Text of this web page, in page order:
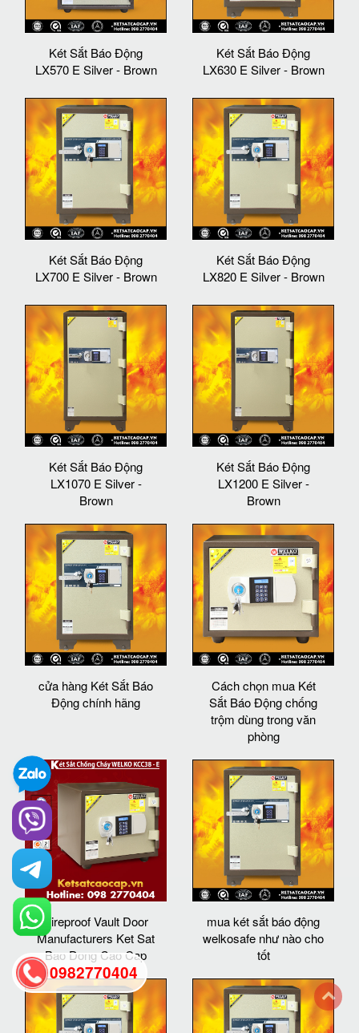
Két Sắt Báo Động
LX570 E Silver - Brown
Két Sắt Báo Động
LX630 E Silver - Brown
Két Sắt Báo Động
LX700 E Silver - Brown
Két Sắt Báo Động
LX820 E Silver - Brown
Két Sắt Báo Động
LX1070 E Silver -
Brown
Két Sắt Báo Động
LX1200 E Silver -
Brown
cửa hàng Két Sắt Báo
Động chính hãng
Cách chọn mua Két
Sắt Báo Động chống
trộm dùng trong văn
phòng
Fireproof Vault Door
Manufacturers Ket Sat
Bao Dong Cao Cap
mua két sắt báo động
welkosafe như nào cho
tốt
0982770404
back